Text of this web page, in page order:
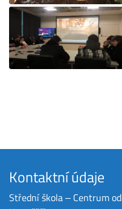
Kontaktní údaje
Střední škola ‒ Centrum